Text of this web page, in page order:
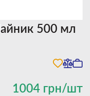
500 мл
1004 грн/шт